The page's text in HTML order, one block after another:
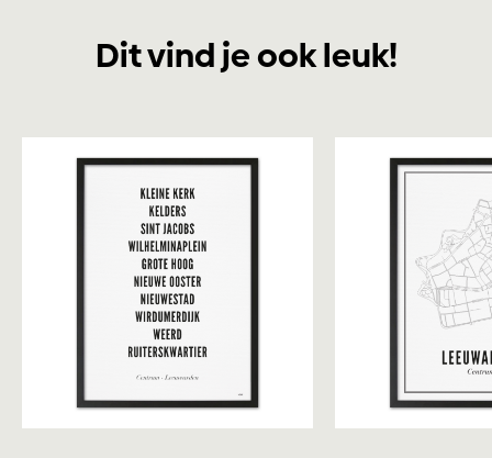
Dit vind je ook leuk!